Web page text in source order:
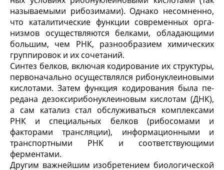
называемыми рибозимами). Однако несомненно,
что каталитические функции современных орга­
низмов осуществляются белками, обладающими
большим, чем РНК, разнообразием хими­ческих
группировок и их сочетаний.
Синтез белков, включая кодирование их структу­ры,
первоначально осуществлялся рибонуклеиновы­ми
кислотами. Затем функция кодирования была пе­
редана дезоксирибонуклеиновым кислотам (ДНК),
а сам катализ стал обслуживаться комплексами
РНК и специальных белков (рибосомами и
факторами трансляции), информационными и
транспортными РНК и соответствующими
ферментами.
Другим важнейшим изобретением биологичес­кой